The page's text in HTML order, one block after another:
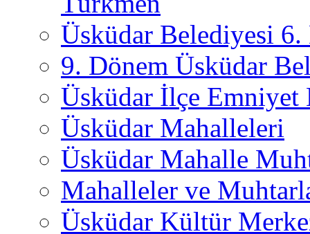
Üsküdar Belediyesi 6.
9. Dönem Üsküdar
Üsküdar İlçe
Üsküdar Mahalleleri
Üsküdar Mahalle
Mahalleler ve
Üsküdar Kültür